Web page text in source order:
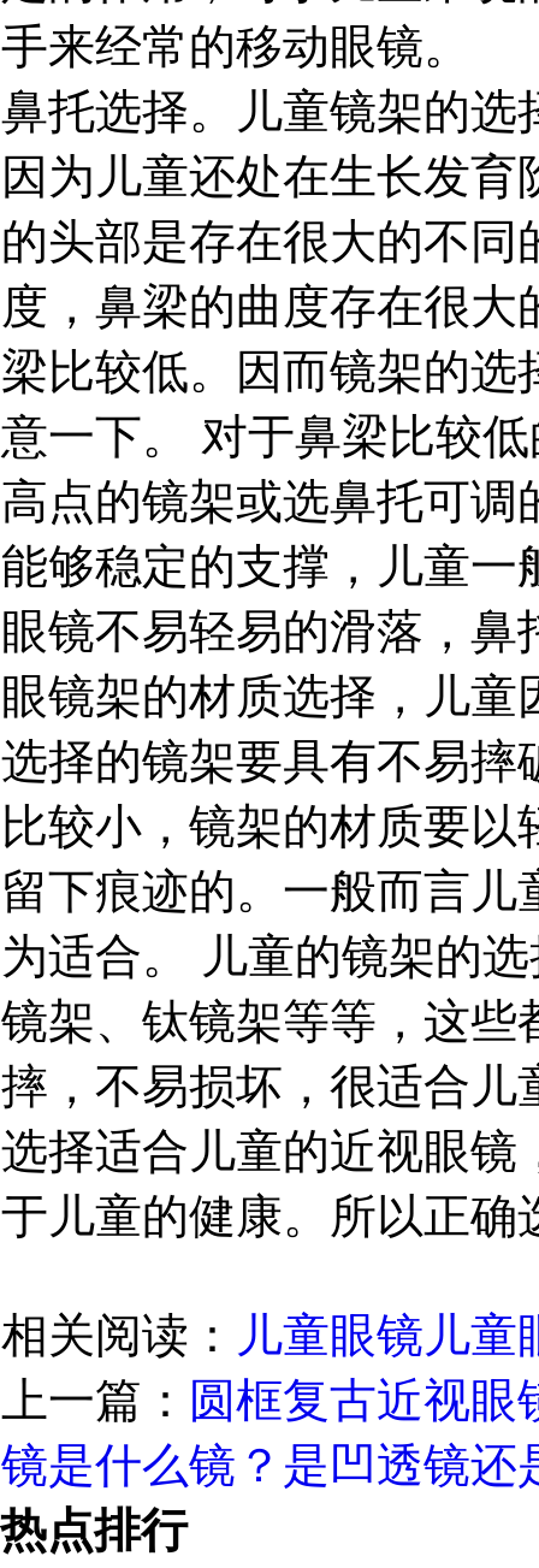
手来经常的移动眼镜。
鼻托选择。儿童镜架的
因为儿童还处在生长发
的头部是存在很大的不
度，鼻梁的曲度存在很
梁比较低。因而镜架的
意一下。 对于鼻梁比较
高点的镜架或选鼻托可
能够稳定的支撑，儿童
眼镜不易轻易的滑落，
眼镜架的材质选择，儿
选择的镜架要具有不易
比较小，镜架的材质要
留下痕迹的。一般而言儿
为适合。 儿童的镜架的
镜架、钛镜架等等，这
摔，不易损坏，很适合儿
选择适合儿童的近视眼
于儿童的健康。所以正确
相关阅读： 儿童眼镜 儿童
上一篇： 圆框复古近视眼
镜是什么镜？是凹透镜还
热点排行